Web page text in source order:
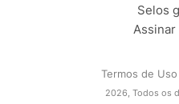
Selos
Termos de Uso
2026, Todos os